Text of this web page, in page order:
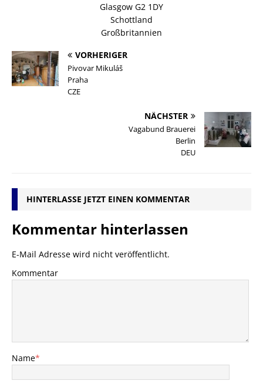
Glasgow G2 1DY
Schottland
Großbritannien
VORHERIGER
Pivovar Mikuláš
Praha
CZE
NÄCHSTER
Vagabund Brauerei
Berlin
DEU
HINTERLASSE JETZT EINEN KOMMENTAR
Kommentar hinterlassen
E-Mail Adresse wird nicht veröffentlicht.
Kommentar
Name*